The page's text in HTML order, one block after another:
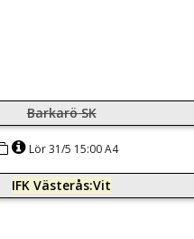
Barkarö SK
Lör 31/5 15:00 A4
IFK Västerås:Vit